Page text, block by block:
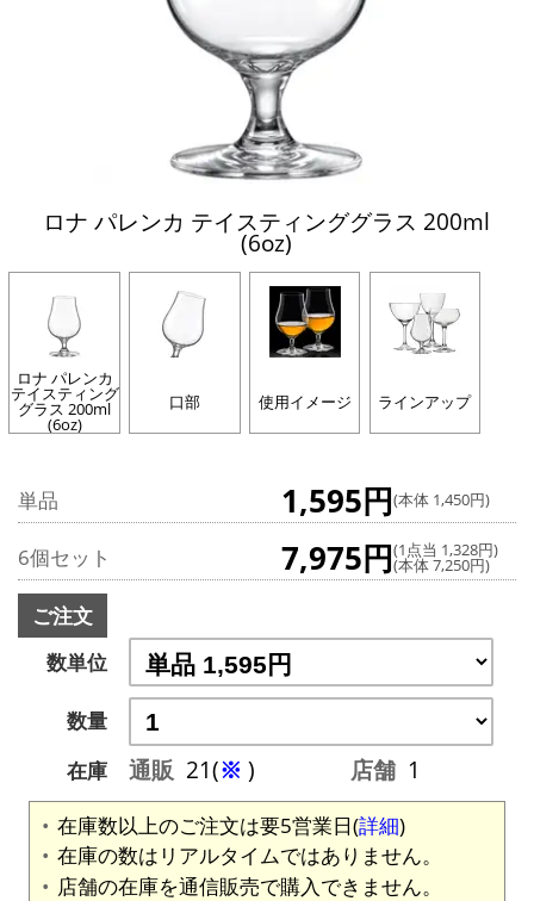
ロナ パレンカ テイスティンググラス 200ml
(6oz)
ロナ パレンカ
テイスティング
グラス 200ml
(6oz)
口部 使用イメージ ラインアップ
単品 1,595円(本体 1,450円)
6個セット 7,975円(1点当 1,328円)
(本体 7,250円)
ご注文
数単位
数量
在庫
通販 21(※ ) 店舗 1
在庫数以上のご注文は要5営業日(詳細)
在庫の数はリアルタイムではありません。
店舗の在庫を通信販売で購入できません。